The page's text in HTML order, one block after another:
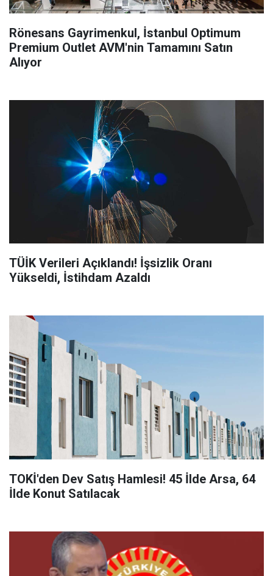
Rönesans Gayrimenkul, İstanbul Optimum
Premium Outlet AVM'nin Tamamını Satın
Alıyor
TÜİK Verileri Açıklandı! İşsizlik Oranı
Yükseldi, İstihdam Azaldı
TOKİ'den Dev Satış Hamlesi! 45 İlde Arsa, 64
İlde Konut Satılacak